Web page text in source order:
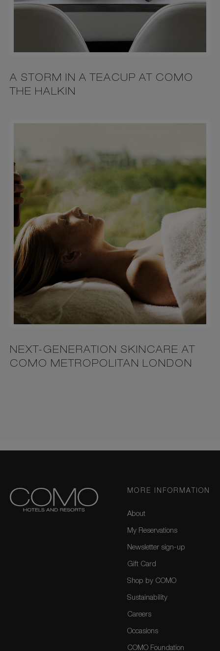
A STORM IN A TEACUP AT COMO
THE HALKIN
NEXT-GENERATION SKINCARE AT
COMO METROPOLITAN LONDON
MORE INFORMATION
About
My Reservations
Newsletter sign-up
Gift Card
Shop by COMO
Sustainability
Careers
Occasions
COMO Foundation